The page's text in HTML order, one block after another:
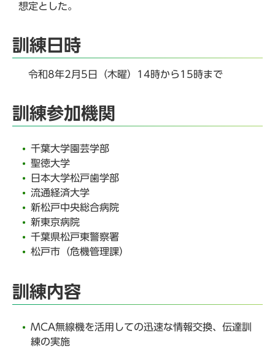
想定とした。
訓練日時
令和8年2月5日（木曜）14時から15時まで
訓練参加機関
千葉大学園芸学部
聖徳大学
日本大学松戸歯学部
流通経済大学
新松戸中央総合病院
新東京病院
千葉県松戸東警察署
松戸市（危機管理課）
訓練内容
MCA無線機を活用しての迅速な情報交換、伝達訓
練の実施